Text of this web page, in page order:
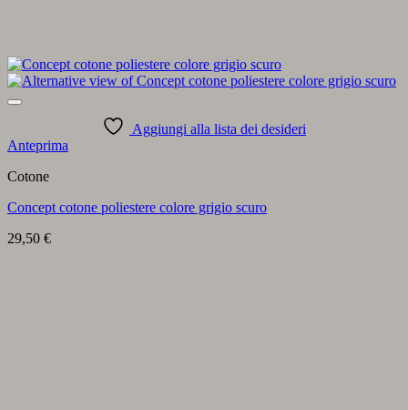
Aggiungi alla lista dei desideri
Anteprima
Cotone
Concept cotone poliestere colore grigio scuro
29,50 €